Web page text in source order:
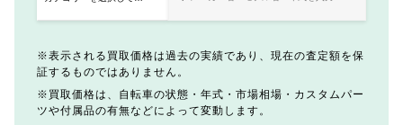
表示される買取価格は過去の実績であり、現在の査定額を保
証するものではありません。
買取価格は、自転車の状態・年式・市場相場・カスタムパー
ツや付属品の有無などによって変動します。